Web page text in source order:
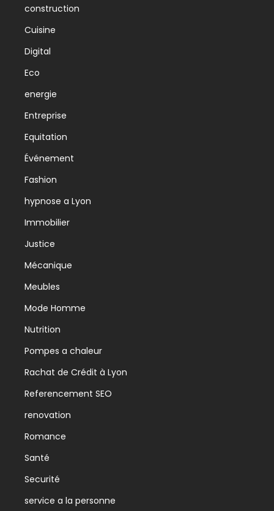
construction
Cuisine
Digital
Eco
energie
Entreprise
Equitation
Événement
Fashion
hypnose a Lyon
Immobilier
Justice
Mécanique
Meubles
Mode Homme
Nutrition
Pompes a chaleur
Rachat de Crédit à Lyon
Referencement SEO
renovation
Romance
Santé
Securité
service a la personne